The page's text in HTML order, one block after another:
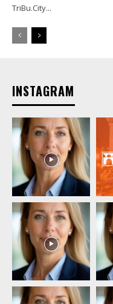
TriBu.City...
INSTAGRAM